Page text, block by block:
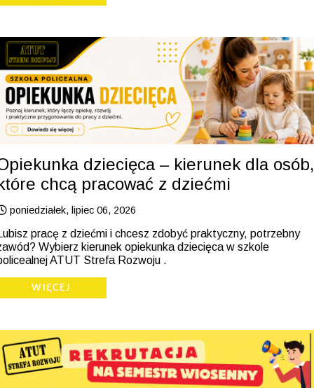
dziecięca – kierunek dla osób,
chcą pracować z dziećmi
poniedziałek, lipiec 06, 2026
pracę z dziećmi i chcesz zdobyć praktyczny, potrzebny
Wybierz kierunek opiekunka dziecięca w szkole
ATUT Strefa Rozwoju .
WIĘCEJ